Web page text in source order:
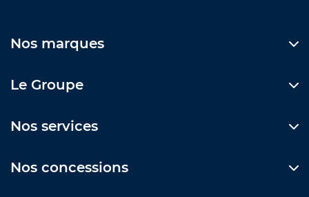
Nos marques
Le Groupe
Nos services
Nos concessions